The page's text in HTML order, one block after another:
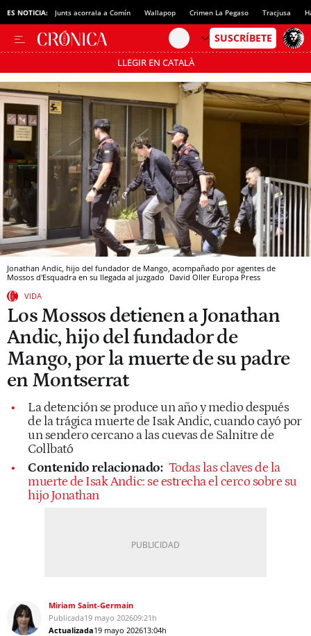
ES NOTICIA: Junts acorrala a Comín Wallapop Crimen La Pegaso Tracjusa
LLEGIR EN CATALÀ
Pásate al MODO AHORRO
Jonathan Andic, hijo del fundador de Mango, acompañado por agentes de
Mossos d'Esquadra en su llegada al juzgado David Oller Europa Press
VIDA
Los Mossos detienen a Jonathan
Andic, hijo del fundador de
Mango, por la muerte de su padre
en Montserrat
La detención se produce un año y medio después
de la trágica muerte de Isak Andic, cuando cayó por
un sendero cercano a las cuevas de Salnitre de
Collbató
Contenido relacionado: Todas las claves de la
muerte de Isak Andic: se estrecha el cerco sobre su
hijo Jonathan
Miriam Saint-Germain
Publicada19 mayo 202609:21h
Actualizada19 mayo 202613:04h